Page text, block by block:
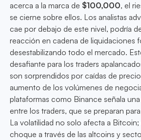
acerca a la marca de $100,000, el
se cierne sobre ellos. Los analistas
cae por debajo de este nivel, podría
reacción en cadena de liquidaciones
desestabilizando todo el mercado.
desafiante para los traders
son sorprendidos por caídas de
aumento de los volúmenes de
plataformas como Binance señala
entre los traders, que se preparan
La volatilidad no solo afecta a
choque a través de las altcoins y